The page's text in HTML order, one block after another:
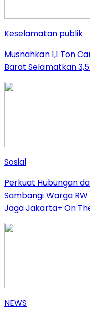
Keselamatan publik
Musnahkan 1,1 Ton
Barat Selamatkan
Sosial
Perkuat Hubungan
Sambangi Warga
Jaga Jakarta+ On
NEWS